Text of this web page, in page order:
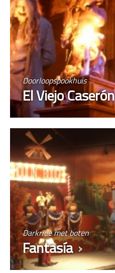
Doorloopspookhuis
El Viejo Caserón
Darkride met boten
Fantasía